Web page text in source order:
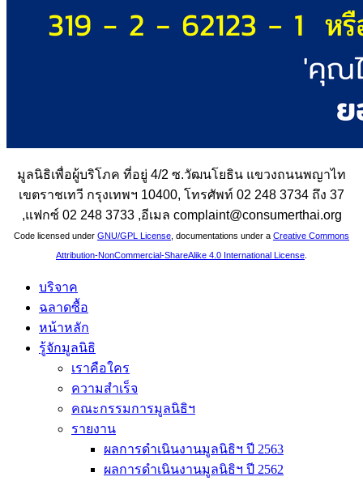
มูลนิธิเพื่อผู้บริโภค ที่อยู่ 4/2 ซ.วัฒนโยธิน แขวงถนนพญาไท
เขตราชเทวี กรุงเทพฯ 10400, โทรศัพท์ 02 248 3734 ถึง 37
,แฟกซ์ 02 248 3733 ,อีเมล complaint@consumerthai.org
Code licensed under GNU/GPL License , documentations under a Creative Commons
Attribution-NonCommercial-ShareAlike 4.0 International License
บริจาค
ฉลาดซื้อ
หน้าหลัก
รู้จักมูลนิธิ
เราคือใคร
ความสำเร็จ
คณะกรรมการมูลนิธิฯ
รายงาน
ผลการดำเนินงานมูลนิธิฯ ปี 2563
ผลการดำเนินงานมูลนิธิฯ ปี 2562